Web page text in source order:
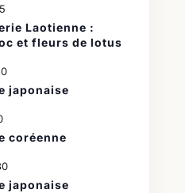
Laotienne :
et fleurs de lotus
japonaise
coréenne
japonaise